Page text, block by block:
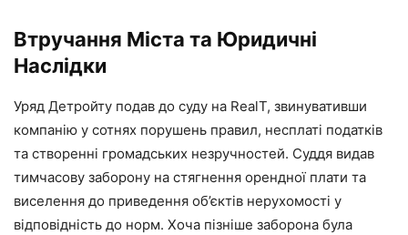
Втручання Міста та Юридичні
Наслідки
Уряд Детройту подав до суду на RealT, звинувативши
компанію у сотнях порушень правил, несплаті податків
та створенні громадських незручностей. Суддя видав
тимчасову заборону на стягнення орендної плати та
виселення до приведення об’єктів нерухомості у
відповідність до норм. Хоча пізніше заборона була